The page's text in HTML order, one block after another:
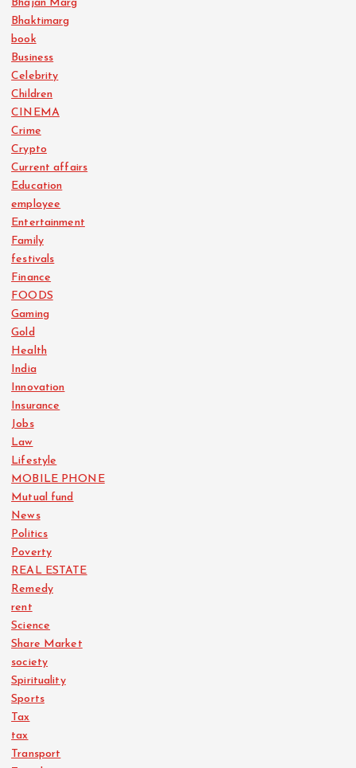
Bhajan Marg
Bhaktimarg
book
Business
Celebrity
Children
CINEMA
Crime
Crypto
Current affairs
Education
employee
Entertainment
Family
festivals
Finance
FOODS
Gaming
Gold
Health
India
Innovation
Insurance
Jobs
Law
Lifestyle
MOBILE PHONE
Mutual fund
News
Politics
Poverty
REAL ESTATE
Remedy
rent
Science
Share Market
society
Spirituality
Sports
Tax
tax
Transport